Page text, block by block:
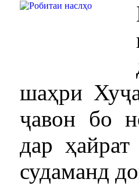
шаҳри
ҷавон бо
дар
судаманд